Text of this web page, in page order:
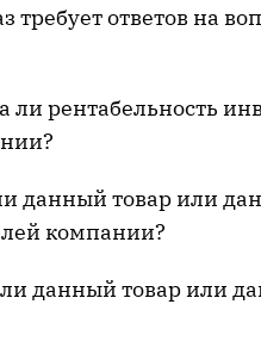
требует ответов на
рентабельность
данный товар или
компании?
данный товар или